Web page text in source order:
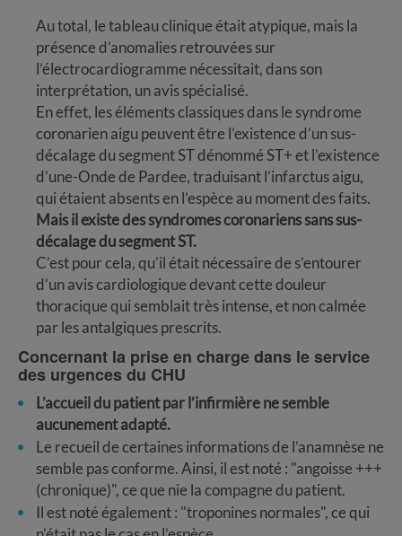
Au total, le tableau clinique était atypique, mais la
présence d’anomalies retrouvées sur
l’électrocardiogramme nécessitait, dans son
interprétation, un avis spécialisé.
En effet, les éléments classiques dans le syndrome
coronarien aigu peuvent être l’existence d’un sus-
décalage du segment ST dénommé ST+ et l’existence
d’une-Onde de Pardee, traduisant l’infarctus aigu,
qui étaient absents en l’espèce au moment des faits.
Mais il existe des syndromes coronariens sans sus-
décalage du segment ST.
C’est pour cela, qu’il était nécessaire de s’entourer
d’un avis cardiologique devant cette douleur
thoracique qui semblait très intense, et non calmée
par les antalgiques prescrits.
Concernant la prise en charge dans le service
des urgences du CHU
L’accueil du patient par l’infirmière ne semble
aucunement adapté.
Le recueil de certaines informations de l’anamnèse ne
semble pas conforme. Ainsi, il est noté : "angoisse +++
(chronique)", ce que nie la compagne du patient.
Il est noté également : "troponines normales", ce qui